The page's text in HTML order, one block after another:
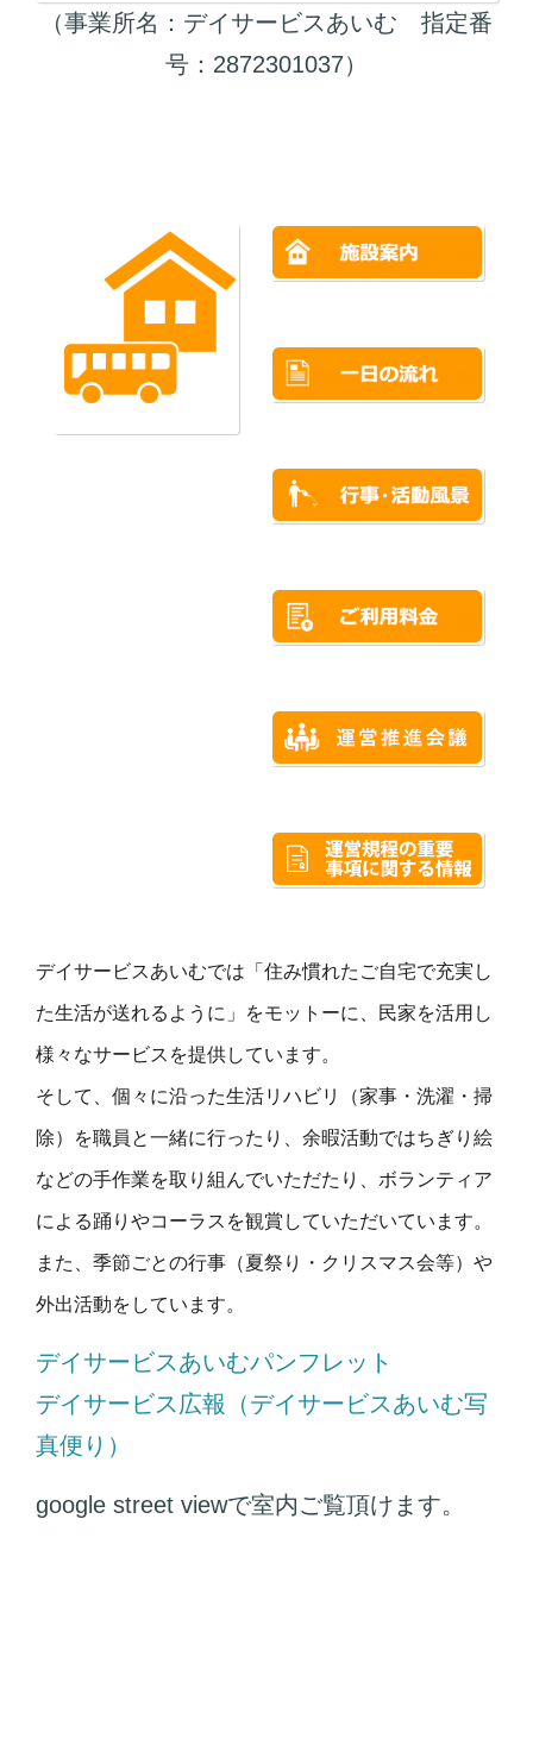
（事業所名：デイサービスあいむ 指定番
号：2872301037）​
デイサービスあいむでは「住み慣れたご自宅で充実し
た生活が送れるように」をモットーに、民家を活用し
様々なサービスを提供しています。
そして、個々に沿った生活リハビリ（家事・洗濯・掃
除）を職員と一緒に行ったり、余暇活動ではちぎり絵
などの手作業を取り組んでいただたり、ボランティア
による踊りやコーラスを観賞していただいています。
また、季節ごとの行事（夏祭り・クリスマス会等）や
外出活動をしています。
デイサービスあいむパンフレット
デイサービス広報（デイサービスあいむ写
真便り）
google street viewで室内ご覧頂けます。